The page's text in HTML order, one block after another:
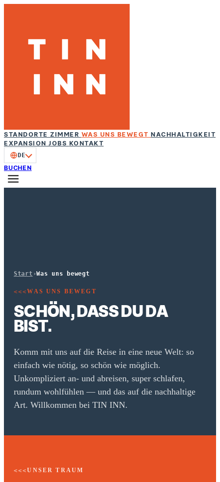
STANDORTE ZIMMER WAS UNS BEWEGT NACHHALTIGKEIT
EXPANSION JOBS KONTAKT
DE
BUCHEN
Start ›Was uns bewegt
<<<WAS UNS BEWEGT
SCHÖN, DASS DU DA
BIST.
Komm mit uns auf die Reise in eine neue Welt: so
einfach wie nötig, so schön wie möglich.
Unkompliziert an- und abreisen, super schlafen,
rundum wohlfühlen — und das auf die nachhaltige
Art. Willkommen bei TIN INN.
<<<UNSER TRAUM